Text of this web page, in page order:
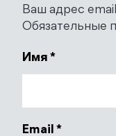
Ваш адрес
Обязательные
Имя *
Email *